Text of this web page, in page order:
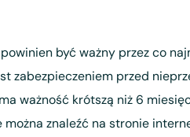
być ważny przez co
zabezpieczeniem przed
ważność krótszą niż 6
znaleźć na stronie